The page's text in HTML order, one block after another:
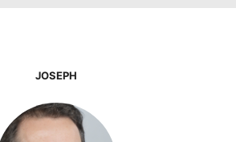
JOSEPH